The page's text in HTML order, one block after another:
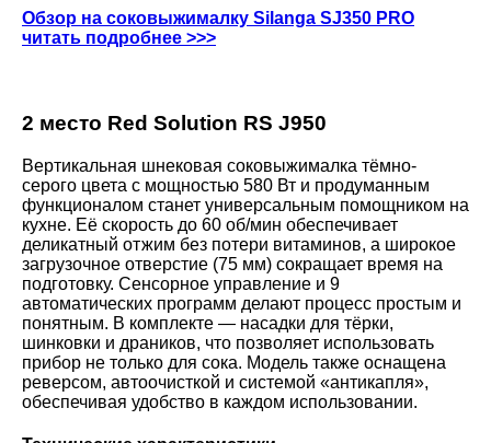
Обзор на соковыжималку Silanga SJ350 PRO
читать подробнее >>>
2 место Red Solution RS J950
Вертикальная шнековая соковыжималка тёмно-
серого цвета с мощностью 580 Вт и продуманным
функционалом станет универсальным помощником на
кухне. Её скорость до 60 об/мин обеспечивает
деликатный отжим без потери витаминов, а широкое
загрузочное отверстие (75 мм) сокращает время на
подготовку. Сенсорное управление и 9
автоматических программ делают процесс простым и
понятным. В комплекте — насадки для тёрки,
шинковки и драников, что позволяет использовать
прибор не только для сока. Модель также оснащена
реверсом, автоочисткой и системой «антикапля»,
обеспечивая удобство в каждом использовании.